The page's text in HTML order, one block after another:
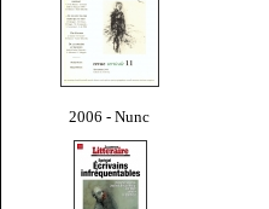
2006 - Nunc